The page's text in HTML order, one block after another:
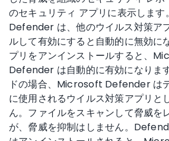
のセキュリティ アプリに表示しま
Defender は、他のウイルス対策ア
ルして有効にすると自動的に無効に
プリをアンインストールすると、
Defender は自動的に有効になりま
ドの場合、Microsoft Defender は
に使用されるウイルス対策アプリと
ん。ファイルをスキャンして脅威を
が、脅威を抑制はしません。